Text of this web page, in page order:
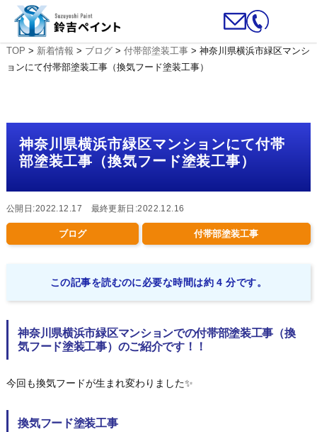
TOP > 新着情報 > ブログ> 付帯部塗装工事> 神奈川県横浜市緑区マンシ
ョンにて付帯部塗装工事（換気フード塗装工事）
神奈川県横浜市緑区マンションにて付帯
部塗装工事（換気フード塗装工事）
公開日:2022.12.17 最終更新日:2022.12.16
ブログ 付帯部塗装工事
この記事を読むのに必要な時間は約 4 分です。
神奈川県横浜市緑区マンションでの付帯部塗装工事（換
気フード塗装工事）のご紹介です！！
今回も換気フードが生まれ変わりました✨
換気フード塗装工事